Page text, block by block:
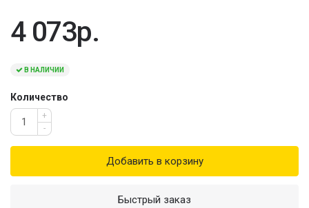
4 073р.
В НАЛИЧИИ
Количество
+
-
Добавить в корзину
Быстрый заказ